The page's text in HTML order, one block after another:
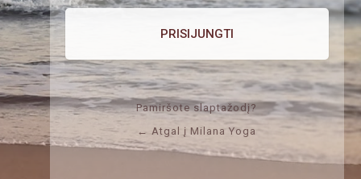
Pamiršote slaptažodį?
← Atgal į Milana Yoga